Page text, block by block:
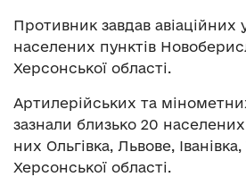
Противник завдав авіаційних
населених пунктів
Херсонської області.
Артилерійських та
зазнали близько 20
них Ольгівка, Львове, Іванівка,
Херсонської області.